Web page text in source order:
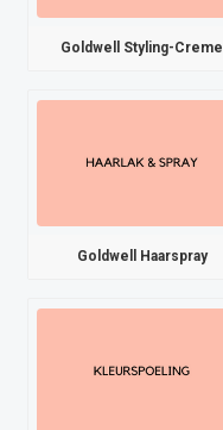
Goldwell Styling-Creme
Goldwell Haarspray